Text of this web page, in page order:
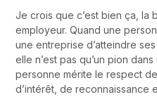
Je crois que c’est bien ça, la
employeur. Quand une
une entreprise d’atteindre
elle n’est pas qu’un pion
personne mérite le respect
d’intérêt, de reconnaissance